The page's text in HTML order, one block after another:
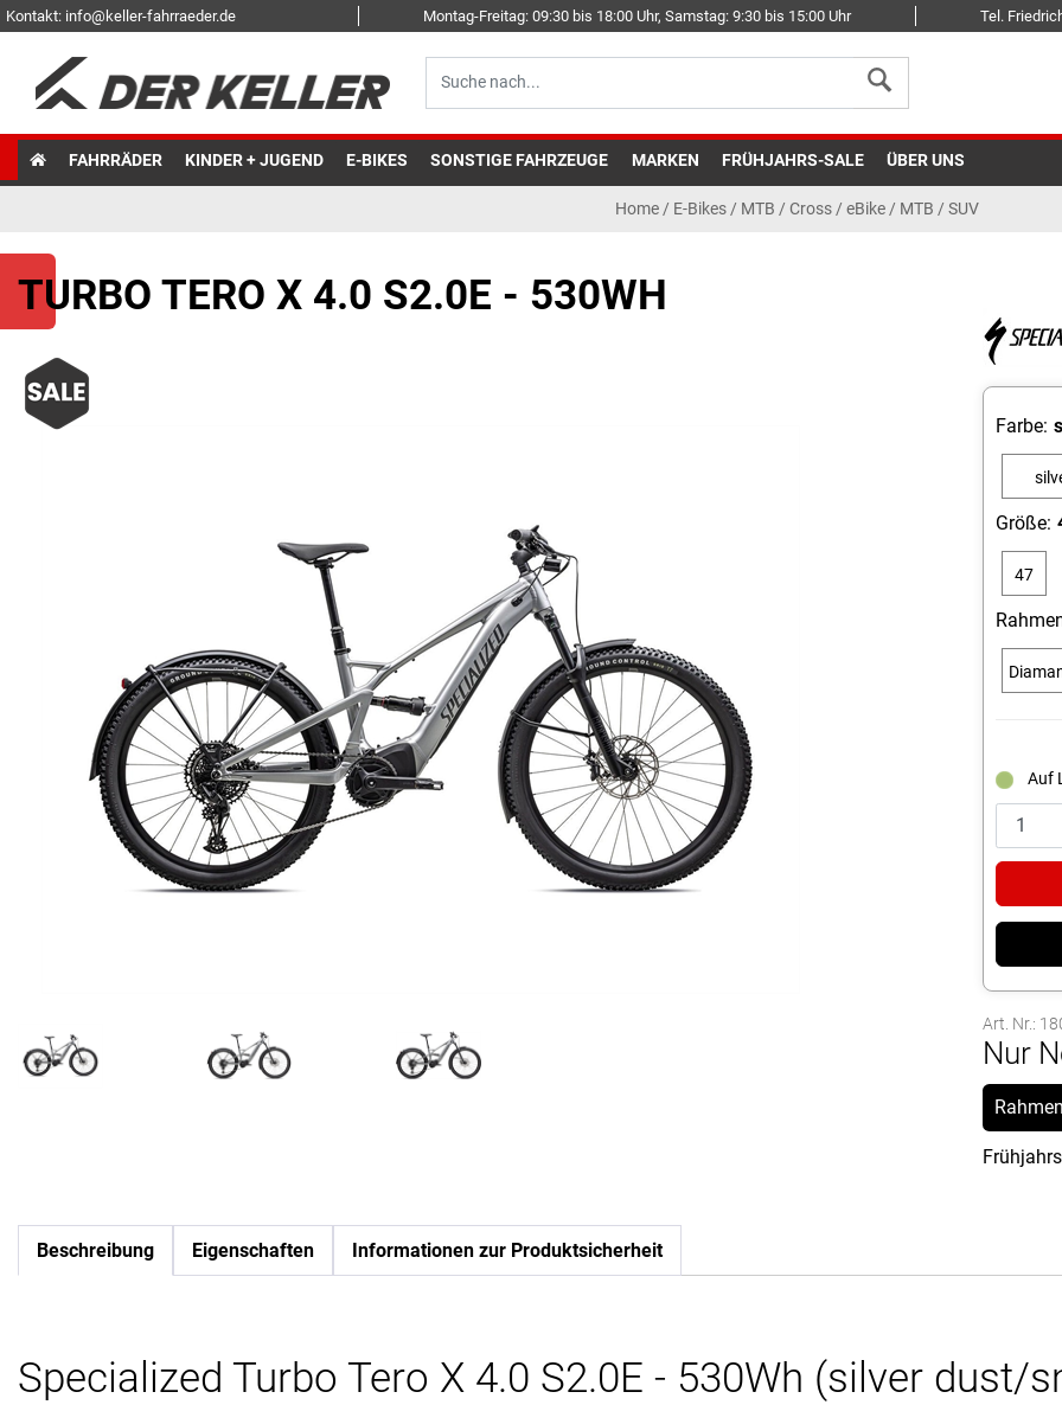
Kontakt: info@keller-fahrraeder.de Montag-Freitag: 09:30 bis 18:00 Uhr, Samstag: 9:30 bis 15:00 Uhr Tel.
FAHRRÄDER KINDER + JUGEND E-BIKES SONSTIGE FAHRZEUGE MARKEN FRÜHJAHRS-SALE ÜBER UNS
Home/ E-Bikes/ MTB / Cross/ eBike / MTB / SUV
TURBO TERO X 4.0 S2.0E - 530WH
Farbe:
Größe:
47
Auf
Art. Nr.:
Nur
Beschreibung Eigenschaften Informationen zur Produktsicherheit
Specialized Turbo Tero X 4.0 S2.0E - 530Wh (silver dust/